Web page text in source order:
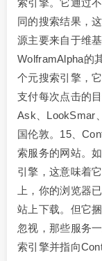
索引擎。它通过
同的搜索结果，
源主要来自于维
WolframAlpha的
个元搜索引擎，
支付每次点击的
Ask、LookSmar
国伦敦。15、
索服务的网站。
引擎，这意味着
上，你的浏览器
站上下载。但它
忽视，那些服务
索引擎并指向